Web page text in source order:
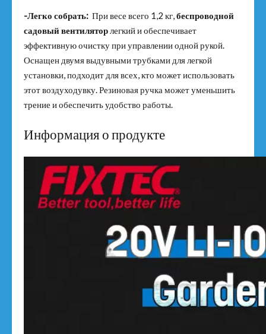
-Легко собрать: При весе всего 1,2 кг,беспроводной
садовый вентиляторлегкий и обеспечивает
эффективную очистку при управлении одной рукой.
Оснащен двумя выдувными трубками для легкой
установки, подходит для всех, кто может использовать
этот воздуходувку. Резиновая ручка может уменьшить
трение и обеспечить удобство работы.
Информация о продукте